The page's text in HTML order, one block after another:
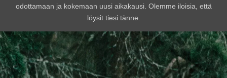
odottamaan ja kokemaan uusi aikakausi. Olemme iloisia, että
löysit tiesi tänne.